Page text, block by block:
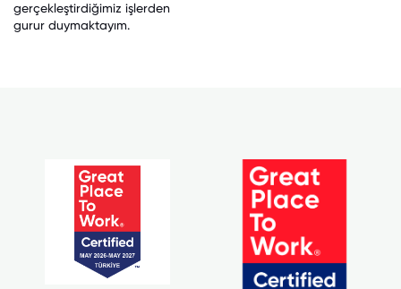
gerçekleştirdiğimiz işlerden
gurur duymaktayım.